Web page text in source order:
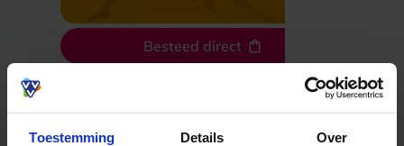
Toestemming Details Over
Besteed direct